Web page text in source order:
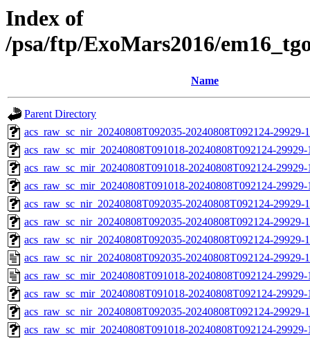
Index of
/psa/ftp/ExoMars2016/
Name
Parent Directory
acs_raw_sc_nir_20240808T092035-20240808T092124-
acs_raw_sc_mir_20240808T091018-20240808T092124-
acs_raw_sc_mir_20240808T091018-20240808T092124-
acs_raw_sc_mir_20240808T091018-20240808T092124-
acs_raw_sc_nir_20240808T092035-20240808T092124-29929-
acs_raw_sc_nir_20240808T092035-20240808T092124-29929-
acs_raw_sc_nir_20240808T092035-20240808T092124-29929-
acs_raw_sc_nir_20240808T092035-20240808T092124-29929-
acs_raw_sc_mir_20240808T091018-20240808T092124-
acs_raw_sc_mir_20240808T091018-20240808T092124-
acs_raw_sc_nir_20240808T092035-20240808T092124-29929-
acs_raw_sc_mir_20240808T091018-20240808T092124-